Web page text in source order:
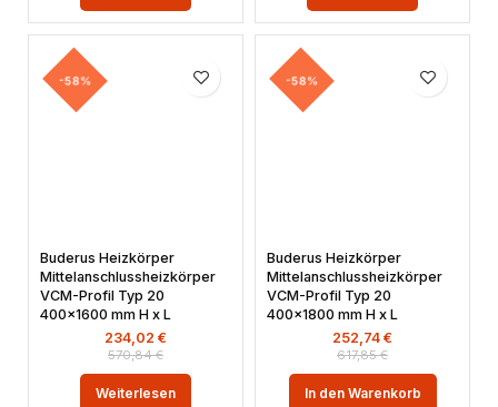
-58%
Buderus Heizkörper
Mittelanschlussheizkörper
VCM-Profil Typ 20
400×1600 mm H x L
570,84€
234,02 €
Weiterlesen
-58%
Buderus Heizkörper
Mittelanschlussheizkörper
VCM-Profil Typ 20
400×1800 mm H x L
617,85€
252,74 €
In den Warenkorb